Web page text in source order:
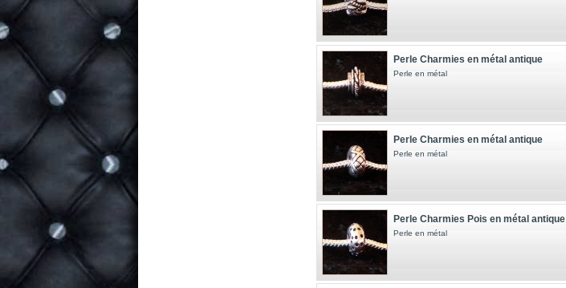
Perle Charmies en métal antique
Perle en métal
Perle Charmies en métal antique
Perle en métal
Perle Charmies Pois en métal antique
Perle en métal